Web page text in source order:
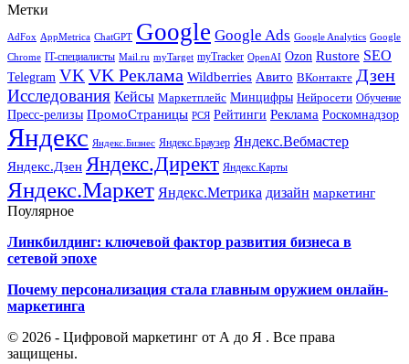
Метки
AdFox AppMetrica ChatGPT Google Google Ads Google Analytics Google
Chrome IT-специалисты Mail.ru myTarget myTracker OpenAI Ozon Rustore SEO
Telegram VK VK Реклама Wildberries Авито ВКонтакте Дзен
Исследования Кейсы Маркетплейс Минцифры Нейросети Обучение
Пресс-релизы ПромоСтраницы РСЯ Рейтинги Реклама Роскомнадзор
Яндекс Яндекс.Бизнес Яндекс.Браузер Яндекс.Вебмастер
Яндекс.Дзен Яндекс.Директ Яндекс.Карты
Яндекс.Маркет Яндекс.Метрика дизайн маркетинг
Поулярное
Линкбилдинг: ключевой фактор развития бизнеса в
сетевой эпохе
Почему персонализация стала главным оружием онлайн-
маркетинга
© 2026 - Цифровой маркетинг от А до Я . Все права
защищены.